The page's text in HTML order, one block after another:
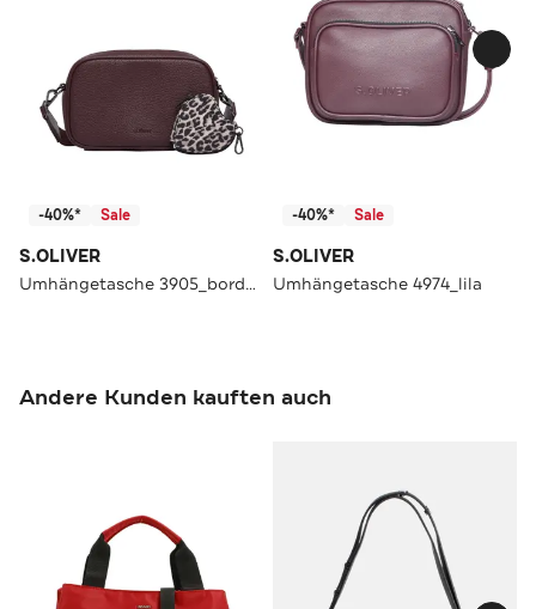
-40%* Sale
S.OLIVER
Umhängetasche 3905_bordeaux
-40%* Sale
S.OLIVER
Umhängetasche 4974_lila
Andere Kunden kauften auch